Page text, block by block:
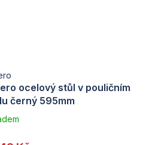
ocelový stůl v pouličním
černý 595mm